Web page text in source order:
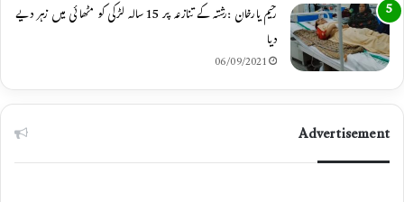
رحیم یارخان :رشتہ کے تنازعہ پر 15 سالہ لڑکی کو مٹھائی میں زہر دیے
دیا
06/09/2021
Advertisement